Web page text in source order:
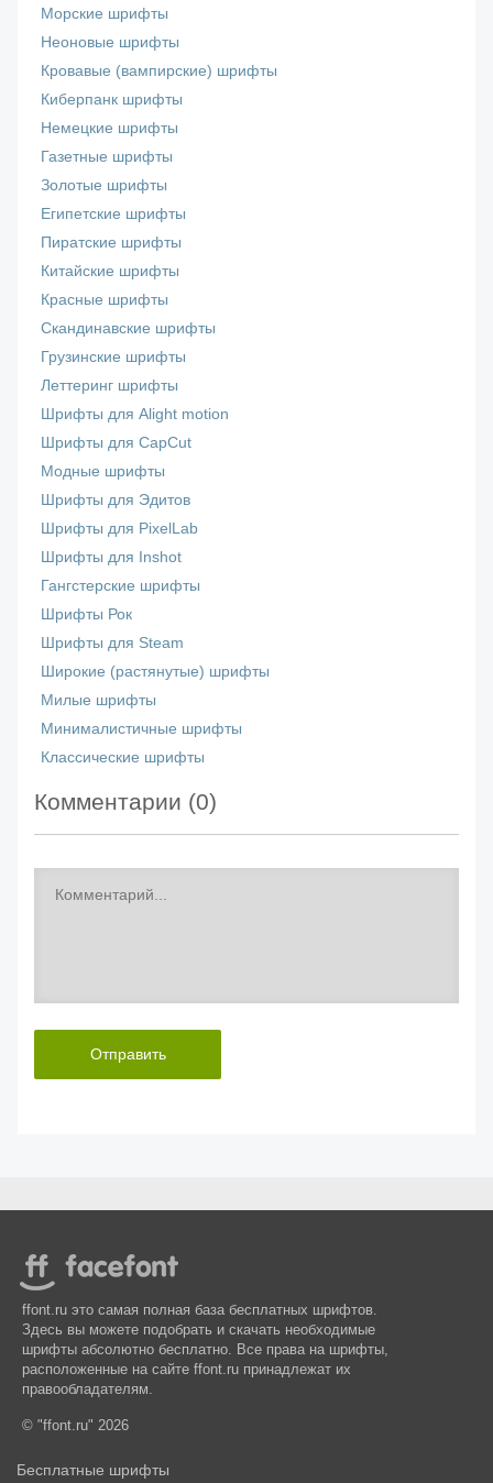
Морские шрифты
Неоновые шрифты
Кровавые (вампирские) шрифты
Киберпанк шрифты
Немецкие шрифты
Газетные шрифты
Золотые шрифты
Египетские шрифты
Пиратские шрифты
Китайские шрифты
Красные шрифты
Скандинавские шрифты
Грузинские шрифты
Леттеринг шрифты
Шрифты для Alight motion
Шрифты для CapCut
Модные шрифты
Шрифты для Эдитов
Шрифты для PixelLab
Шрифты для Inshot
Гангстерские шрифты
Шрифты Рок
Шрифты для Steam
Широкие (растянутые) шрифты
Милые шрифты
Минималистичные шрифты
Классические шрифты
Комментарии (0)
Отправить
ffont.ru это самая полная база бесплатных шрифтов.
Здесь вы можете подобрать и скачать необходимые
шрифты абсолютно бесплатно. Все права на шрифты,
расположенные на сайте ffont.ru принадлежат их
правообладателям.
© "ffont.ru" 2026
Бесплатные шрифты